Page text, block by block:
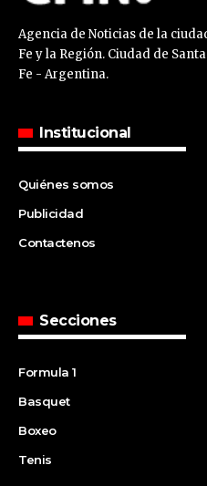
Agencia de Noticias de la
Fe y la Región. Ciudad de
Fe - Argentina.
Institucional
Quiénes somos
Publicidad
Contactenos
Secciones
Formula 1
Basquet
Boxeo
Tenis